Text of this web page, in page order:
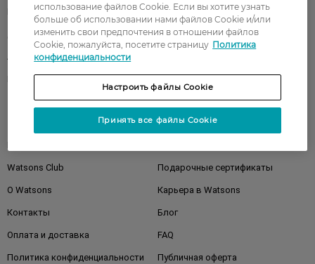
Подарки Детям
Волосы
Аксессуары
Бренды
Watsons Club Подарочные сертификаты
О Watsons Карьера в Watsons
Контакты Блог
Оплата и доставка FAQ
Политика конфиденциальности Публичная оферта
использование файлов Cookie. Если вы хотите узнать
больше об использовании нами файлов Cookie и/или
изменить свои предпочтения в отношении файлов
Cookie, пожалуйста, посетите страницу Политика
конфиденциальности
Настроить файлы Cookie
Принять все файлы Cookie